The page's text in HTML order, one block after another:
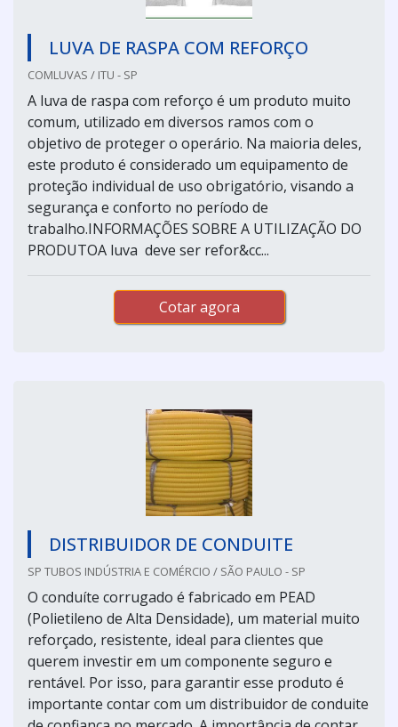
LUVA DE RASPA COM REFORÇO
COMLUVAS / ITU - SP
A luva de raspa com reforço é um produto muito
comum, utilizado em diversos ramos com o
objetivo de proteger o operário. Na maioria deles,
este produto é considerado um equipamento de
proteção individual de uso obrigatório, visando a
segurança e conforto no período de
trabalho.INFORMAÇÕES SOBRE A UTILIZAÇÃO DO
PRODUTOA luva deve ser refor&cc...
Cotar agora
DISTRIBUIDOR DE CONDUITE
SP TUBOS INDÚSTRIA E COMÉRCIO / SÃO PAULO - SP
O conduíte corrugado é fabricado em PEAD
(Polietileno de Alta Densidade), um material muito
reforçado, resistente, ideal para clientes que
querem investir em um componente seguro e
rentável. Por isso, para garantir esse produto é
importante contar com um distribuidor de conduite